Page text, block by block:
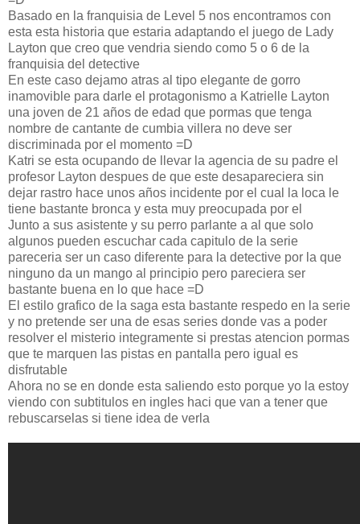
Basado en la franquisia de Level 5 nos encontramos con
esta esta historia que estaria adaptando el juego de Lady
Layton que creo que vendria siendo como 5 o 6 de la
franquisia del detective
En este caso dejamo atras al tipo elegante de gorro
inamovible para darle el protagonismo a Katrielle Layton
una joven de 21 años de edad que pormas que tenga
nombre de cantante de cumbia villera no deve ser
discriminada por el momento =D
Katri se esta ocupando de llevar la agencia de su padre el
profesor Layton despues de que este desapareciera sin
dejar rastro hace unos años incidente por el cual la loca le
tiene bastante bronca y esta muy preocupada por el
Junto a sus asistente y su perro parlante a al que solo
algunos pueden escuchar cada capitulo de la serie
pareceria ser un caso diferente para la detective por la que
ninguno da un mango al principio pero pareciera ser
bastante buena en lo que hace =D
El estilo grafico de la saga esta bastante respedo en la serie
y no pretende ser una de esas series donde vas a poder
resolver el misterio integramente si prestas atencion pormas
que te marquen las pistas en pantalla pero igual es
disfrutable
Ahora no se en donde esta saliendo esto porque yo la estoy
viendo con subtitulos en ingles haci que van a tener que
rebuscarselas si tiene idea de verla